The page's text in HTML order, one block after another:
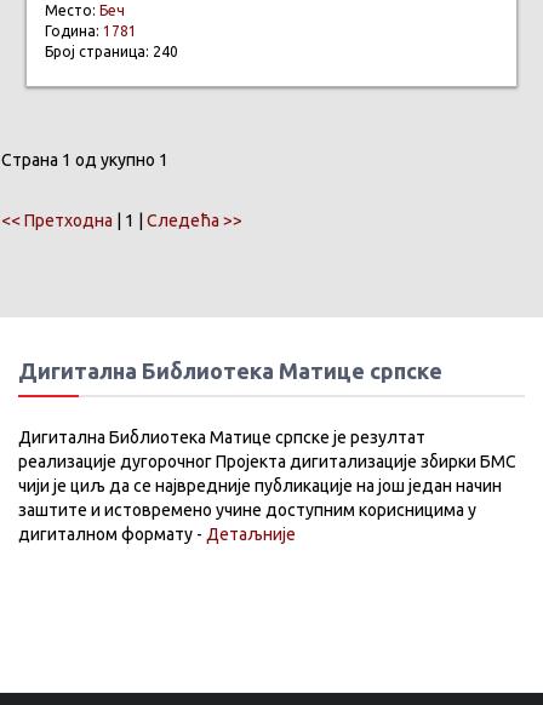
Место: Беч
Година: 1781
Број страница: 240
Страна 1 од укупно 1
<< Претходна | 1 | Следећа >>
Дигитална Библиотека Матице српске
Дигитална Библиотека Матице српске је резултат
реализације дугорочног Пројекта дигитализације збирки БМС
чији је циљ да се највредније публикације на још један начин
заштите и истовремено учине доступним корисницима у
дигиталном формату - Детаљније